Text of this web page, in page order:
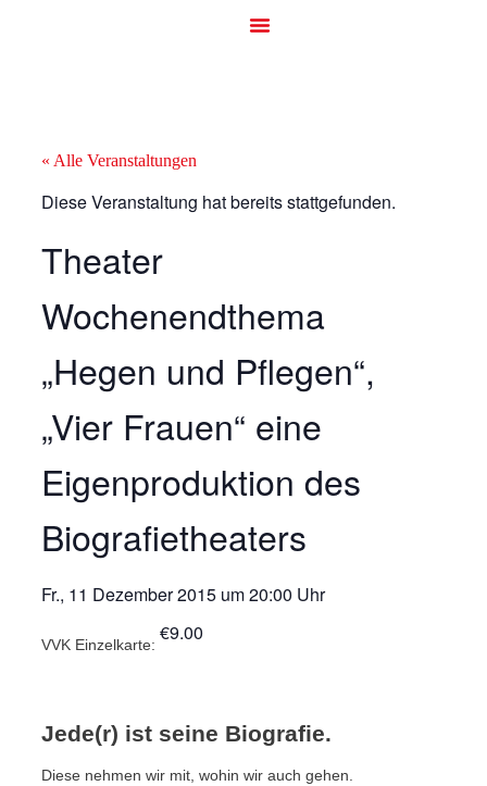
« Alle Veranstaltungen
Diese Veranstaltung hat bereits stattgefunden.
Theater
Wochenendthema
„Hegen und Pflegen“,
„Vier Frauen“ eine
Eigenproduktion des
Biografietheaters
Fr., 11 Dezember 2015 um20:00 Uhr
VVK Einzelkarte: €9.00
Jede(r) ist seine Biografie.
Diese nehmen wir mit, wohin wir auch gehen.